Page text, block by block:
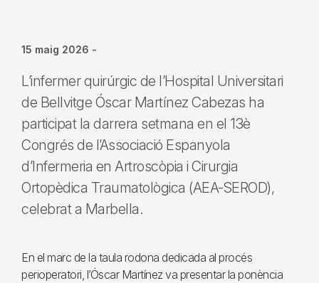
15 maig 2026 -
L’infermer quirúrgic de l’Hospital Universitari
de Bellvitge Óscar Martínez Cabezas ha
participat la darrera setmana en el 13è
Congrés de l’Associació Espanyola
d’Infermeria en Artroscòpia i Cirurgia
Ortopèdica Traumatològica (AEA-SEROD),
celebrat a Marbella.
En el marc de la taula rodona dedicada al procés
perioperatori, l’Óscar Martínez va presentar la ponència